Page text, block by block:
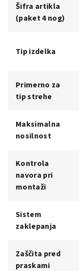
Šifra artikla
(paket 4 nog)
Tip izdelka
Primerno za
tip strehe
Maksimalna
nosilnost
Kontrola
navora pri
montaži
Sistem
zaklepanja
Zaščita pred
praskami